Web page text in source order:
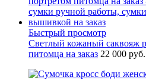
Быстрый просмотр
Светлый кожаный саквояж
питомца на заказ 22 000 руб.